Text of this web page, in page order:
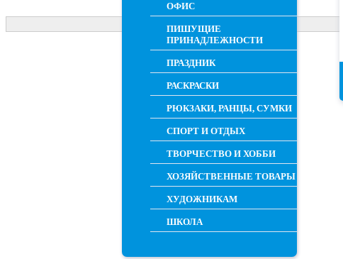
ОФИС
ПИШУЩИЕ
ПРИНАДЛЕЖНОСТИ
ПРАЗДНИК
РАСКРАСКИ
РЮКЗАКИ, РАНЦЫ, СУМКИ
СПОРТ И ОТДЫХ
ТВОРЧЕСТВО И ХОББИ
ХОЗЯЙСТВЕННЫЕ ТОВАРЫ
ХУДОЖНИКАМ
ШКОЛА